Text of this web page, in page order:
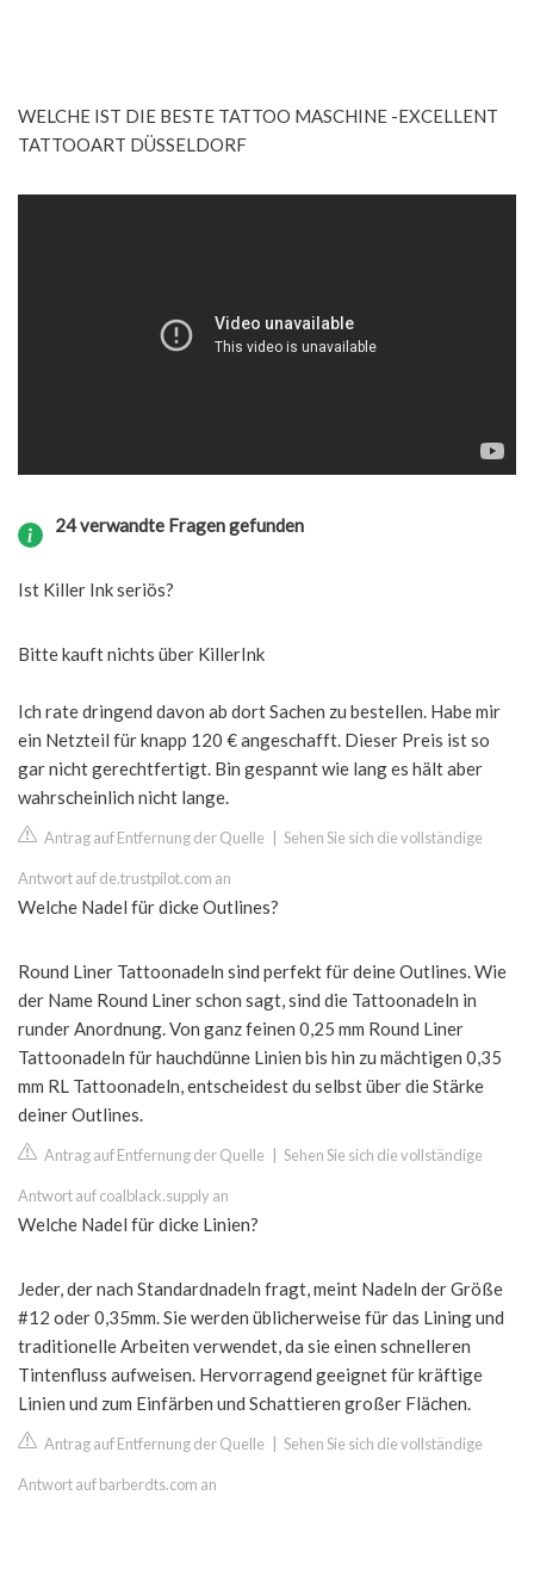
WELCHE IST DIE BESTE TATTOO MASCHINE -EXCELLENT
TATTOOART DÜSSELDORF
24 verwandte Fragen gefunden
Ist Killer Ink seriös?
Bitte kauft nichts über KillerInk
Ich rate dringend davon ab dort Sachen zu bestellen. Habe mir
ein Netzteil für knapp 120 € angeschafft. Dieser Preis ist so
gar nicht gerechtfertigt. Bin gespannt wie lang es hält aber
wahrscheinlich nicht lange.
Antrag auf Entfernung der Quelle Sehen Sie sich die vollständige
Antwort auf de.trustpilot.com an
Welche Nadel für dicke Outlines?
Round Liner Tattoonadeln sind perfekt für deine Outlines. Wie
der Name Round Liner schon sagt, sind die Tattoonadeln in
runder Anordnung. Von ganz feinen 0,25 mm Round Liner
Tattoonadeln für hauchdünne Linien bis hin zu mächtigen 0,35
mm RL Tattoonadeln, entscheidest du selbst über die Stärke
deiner Outlines.
Antrag auf Entfernung der Quelle Sehen Sie sich die vollständige
Antwort auf coalblack.supply an
Welche Nadel für dicke Linien?
Jeder, der nach Standardnadeln fragt, meint Nadeln der Größe
#12 oder 0,35mm. Sie werden üblicherweise für das Lining und
traditionelle Arbeiten verwendet, da sie einen schnelleren
Tintenfluss aufweisen. Hervorragend geeignet für kräftige
Linien und zum Einfärben und Schattieren großer Flächen.
Antrag auf Entfernung der Quelle Sehen Sie sich die vollständige
Antwort auf barberdts.com an